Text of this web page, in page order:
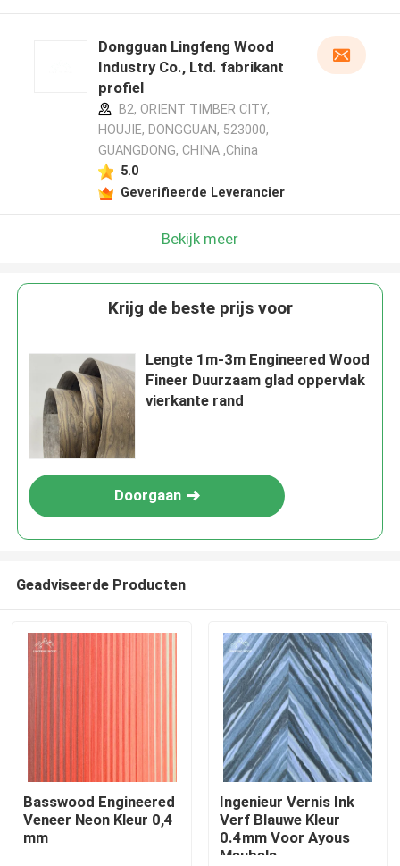
Dongguan Lingfeng Wood
Industry Co., Ltd. fabrikant
profiel
B2, ORIENT TIMBER CITY,
HOUJIE, DONGGUAN, 523000,
GUANGDONG, CHINA ,China
5.0
Geverifieerde Leverancier
Bekijk meer
Krijg de beste prijs voor
Lengte 1m-3m Engineered Wood
Fineer Duurzaam glad oppervlak
vierkante rand
Doorgaan
Geadviseerde Producten
Basswood Engineered
Veneer Neon Kleur 0,4
mm
Ingenieur Vernis Ink
Verf Blauwe Kleur
0.4mm Voor Ayous
Meubels